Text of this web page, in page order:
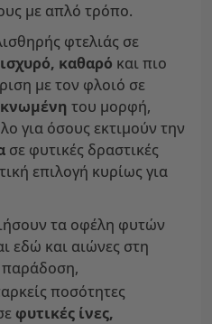
με απλό τρόπο.
φτελιάς σε
ισχυρό, καθαρό και πιο
με τον φλοιό σε
του μορφή,
για όσους εκτιμούν την
σε φυτικές δραστικές
επιλογή κυρίως για
τα οφέλη φυτών
εδώ και αιώνες στη
παράδοση,
ποσότητες
φυτικές ίνες,